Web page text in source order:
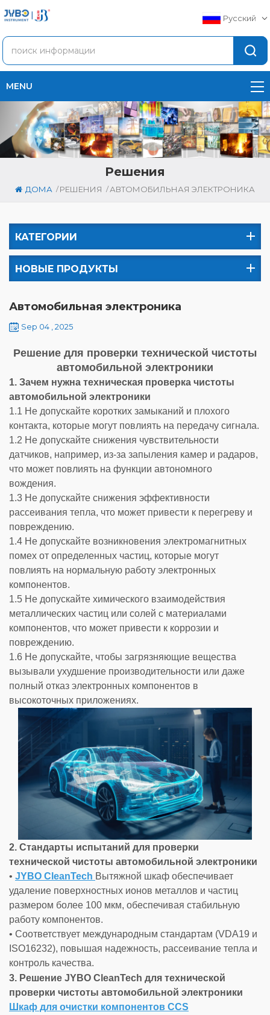
Русский
MENU
Решения
ДОМА / РЕШЕНИЯ /АВТОМОБИЛЬНАЯ ЭЛЕКТРОНИКА
КАТЕГОРИИ
НОВЫЕ ПРОДУКТЫ
Автомобильная электроника
Sep 04 , 2025
Решение для проверки технической чистоты
автомобильной электроники
1. Зачем нужна техническая проверка чистоты
автомобильной электроники
1.1 Не допускайте коротких замыканий и плохого
контакта, которые могут повлиять на передачу сигнала.
1.2 Не допускайте снижения чувствительности
датчиков, например, из-за запыления камер и радаров,
что может повлиять на функции автономного
вождения.
1.3 Не допускайте снижения эффективности
рассеивания тепла, что может привести к перегреву и
повреждению.
1.4 Не допускайте возникновения электромагнитных
помех от определенных частиц, которые могут
повлиять на нормальную работу электронных
компонентов.
1.5 Не допускайте химического взаимодействия
металлических частиц или солей с материалами
компонентов, что может привести к коррозии и
повреждению.
1.6 Не допускайте, чтобы загрязняющие вещества
вызывали ухудшение производительности или даже
полный отказ электронных компонентов в
высокоточных приложениях.
2. Стандарты испытаний для проверки
технической чистоты автомобильной электроники
• JYBO CleanTech Вытяжной шкаф обеспечивает
удаление поверхностных ионов металлов и частиц
размером более 100 мкм, обеспечивая стабильную
работу компонентов.
• Соответствует международным стандартам (VDA19 и
ISO16232), повышая надежность, рассеивание тепла и
контроль качества.
3. Решение JYBO CleanTech для технической
проверки чистоты автомобильной электроники
Шкаф для очистки компонентов CCS